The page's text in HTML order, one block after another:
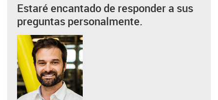
Estaré encantado de responder a sus
preguntas personalmente.